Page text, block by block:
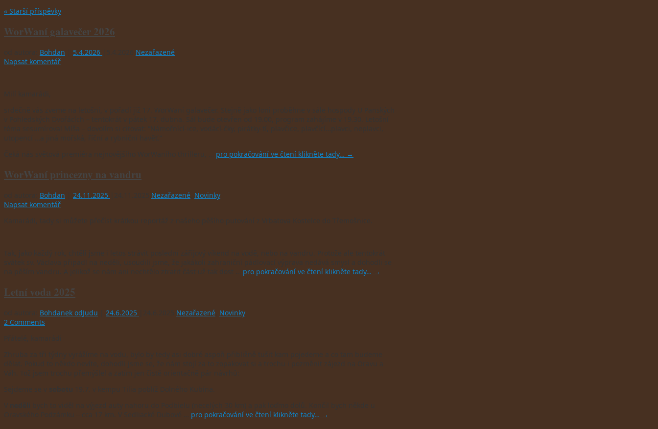
« Starší příspěvky
WorWaní galavečer 2026
Bohdan 5.4.2026
Nezařazené
Napsat komentář
pro pokračování ve čtení klikněte tady… →
WorWaní princezny na vandru
Bohdan 24.11.2025 Nezařazené Novinky
Napsat komentář
pro pokračování ve čtení klikněte tady… →
Letní voda 2025
Bohdanek odJudu 24.6.2025 Nezařazené Novinky
2 Comments
pro pokračování ve čtení klikněte tady… →